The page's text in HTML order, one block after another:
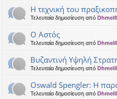
Η τεχνική του
Τελευταία δημοσίευση από
Ο Αστός
Τελευταία δημοσίευση από
Βυζαντινή Υψηλή
Τελευταία δημοσίευση από
Oswald Spengler: Η
Τελευταία δημοσίευση από